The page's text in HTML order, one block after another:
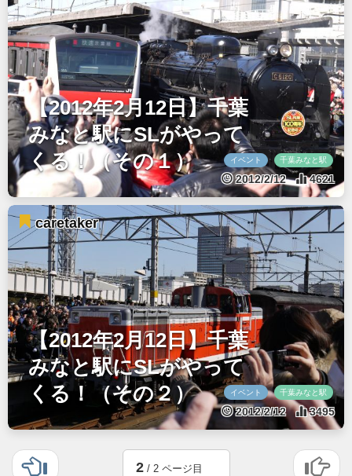
【2012年2月12日】千葉
みなと駅にSLがやって
くる！（その１）
イベント 千葉みなと駅
2012/2/12 4621
caretaker
【2012年2月12日】千葉
みなと駅にSLがやって
くる！（その２）
イベント 千葉みなと駅
2012/2/12 3495
2/ 2 ページ目